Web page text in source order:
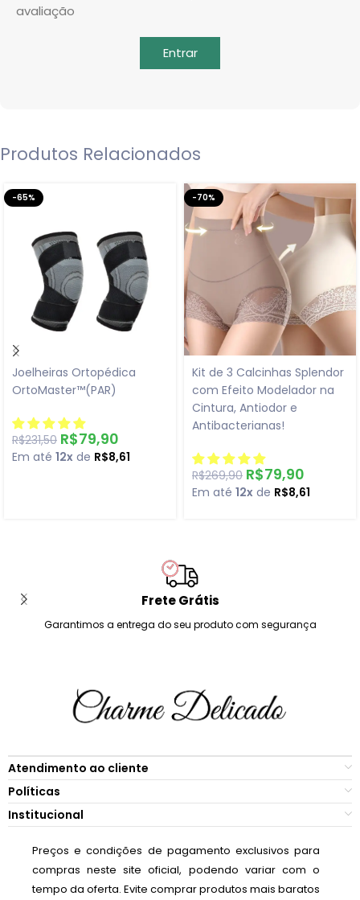
avaliação
Entrar
Produtos Relacionados
-65%
Joelheiras Ortopédica
OrtoMaster™(PAR)
R$231,50 R$79,90
Em até 12x de R$8,61
-70%
Kit de 3 Calcinhas Splendor
com Efeito Modelador na
Cintura, Antiodor e
Antibacterianas!
R$269,90 R$79,90
Em até 12x de R$8,61
Frete Grátis
Garantimos a entrega do seu produto com segurança
Atendimento ao cliente
Políticas
Institucional
Preços e condições de pagamento exclusivos para
compras neste site oficial, podendo variar com o
tempo da oferta. Evite comprar produtos mais baratos